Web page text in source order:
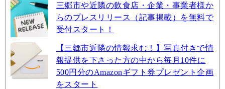
三郷市や近隣の飲食店・企業・事業者様か
らのプレスリリース（記事掲載）を無料で
受付スタート！
【三郷市近隣の情報求む！】写真付きで情
報提供を下さった方の中から毎月10件に
500円分のAmazonギフト券プレゼント企画
をスタート